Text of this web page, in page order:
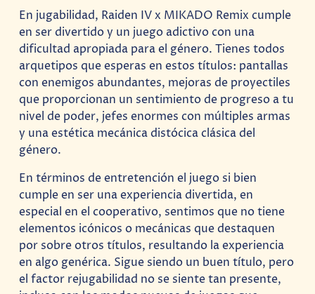
En jugabilidad, Raiden IV x MIKADO Remix cumple
en ser divertido y un juego adictivo con una
dificultad apropiada para el género. Tienes todos
arquetipos que esperas en estos títulos: pantallas
con enemigos abundantes, mejoras de proyectiles
que proporcionan un sentimiento de progreso a tu
nivel de poder, jefes enormes con múltiples armas
y una estética mecánica distócica clásica del
género.
En términos de entretención el juego si bien
cumple en ser una experiencia divertida, en
especial en el cooperativo, sentimos que no tiene
elementos icónicos o mecánicas que destaquen
por sobre otros títulos, resultando la experiencia
en algo genérica. Sigue siendo un buen título, pero
el factor rejugabilidad no se siente tan presente,